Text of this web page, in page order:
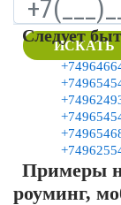
ИСКАТЬ
Следует
Примеры
роуминг,